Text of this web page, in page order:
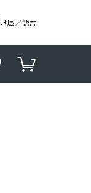
地區／語言